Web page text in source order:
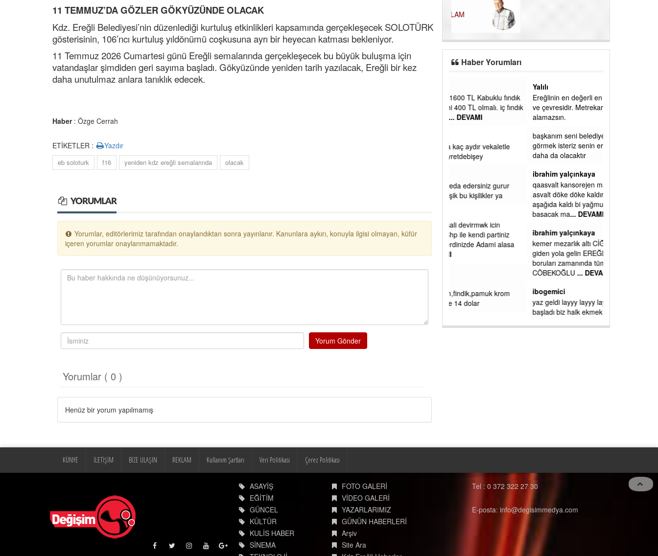
11 TEMMUZ’DA GÖZLER GÖKYÜZÜNDE OLACAK
Kdz. Ereğli Belediyesi’nin düzenlediği kurtuluş etkinlikleri kapsamında gerçekleşecek SOLOTÜRK
gösterisinin, 106’ncı kurtuluş yıldönümü coşkusuna ayrı bir heyecan katması bekleniyor.
11 Temmuz 2026 Cumartesi günü Ereğli semalarında gerçekleşecek bu büyük buluşma için
vatandaşlar şimdiden geri sayıma başladı. Gökyüzünde yeniden tarih yazılacak, Ereğli bir kez
daha unutulmaz anlara tanıklık edecek.
Haber: Özge Cerrah
ETİKETLER : Yazdır
eb soloturk f16 yeniden kdz ereğli semalarında olacak
YORUMLAR
Yorumlar, editörlerimiz tarafından onaylandıktan sonra yayınlanır. Kanunlara aykırı, konuyla ilgisi olmayan, küfür
içeren yorumlar onaylanmamaktadır.
Yorum Gönder
Yorumlar ( 0 )
Henüz bir yorum yapılmamış
Haber Yorumları
elinizden ne geliyosa Chp ile kendi partiniz
ettiniz.Sonuc... DEVAMI
Ali
Ereğlinin en değerli en gözde yeri yalı caddesi
ve çevresidir. Metrekaresi 500 bin liraya
alamazsın.
başkanım seni belediye başkanlığında da
görmek isteriz senin ereyliye katkın çok oldu
daha da olacaktır
qaasvalt kansorejen madde mahalle aralarında
asvalt döke döke kaldırımlar ana yoldan
aşağıda kaldı bi yağmurda dükkanları su
ibrahim yalçınkaya
kemer mezarlık altı CİĞİRLİK deniz kenarına
giden yola gelin EREĞLİ BELEDİYESİ o
boruları zamanında tüm ereğli de RUHİ
... DEVAMI
ibogemici
yaz geldi layyy layyy layy lom festivalleri
başladı biz halk ekmek fabrikası kent lokantası
KÜNYE İLETİŞİM BİZE ULAŞIN REKLAM Kullanım Şartları Veri Politikası Çerez Politikası
ASAYİŞ
EĞİTİM
GÜNCEL
KÜLTÜR
KULİS HABER
SİNEMA
FOTO GALERİ
VİDEO GALERİ
YAZARLARIMIZ
GÜNÜN HABERLERİ
Arşiv
Site Ara
Tel : 0 372 322 27 30
E-posta: info@degisimmedya.com